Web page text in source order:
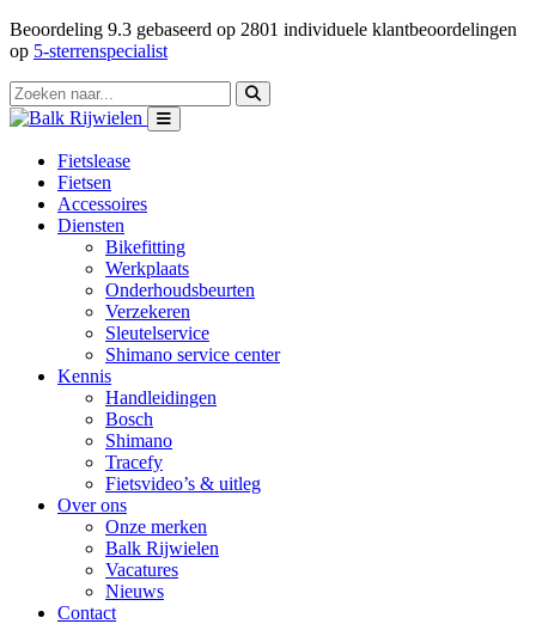
Beoordeling 9.3 gebaseerd op 2801 individuele klantbeoordelingen
op 5-sterrenspecialist
Fietslease
Fietsen
Accessoires
Diensten
Bikefitting
Werkplaats
Onderhoudsbeurten
Verzekeren
Sleutelservice
Shimano service center
Kennis
Handleidingen
Bosch
Shimano
Tracefy
Fietsvideo’s & uitleg
Over ons
Onze merken
Balk Rijwielen
Vacatures
Nieuws
Contact